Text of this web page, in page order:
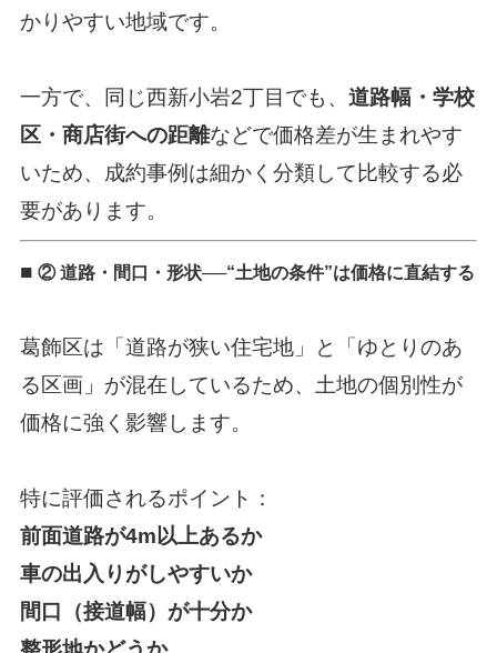
かりやすい地域です。
一方で、同じ西新小岩2丁目でも、 道路幅・学校
区・商店街への距離などで価格差が生まれやす
いため、成約事例は細かく分類して比較する必
要があります。
■ ② 道路・間口・形状──“土地の条件”は価格に直結する
葛飾区は「道路が狭い住宅地」と「ゆとりのあ
る区画」が混在しているため、土地の個別性が
価格に強く影響します。
特に評価されるポイント：
前面道路が4m以上あるか
車の出入りがしやすいか
間口（接道幅）が十分か